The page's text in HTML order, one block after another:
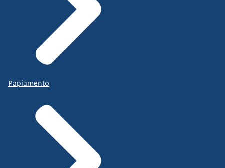
Papiamento